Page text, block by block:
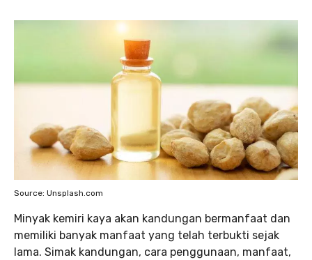
Source: Unsplash.com
Minyak kemiri kaya akan kandungan bermanfaat dan
memiliki banyak manfaat yang telah terbukti sejak
lama. Simak kandungan, cara penggunaan, manfaat,